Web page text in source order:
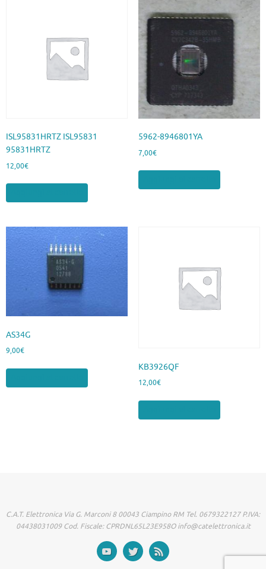
ISL95831HRTZ ISL95831
95831HRTZ
12,00€
5962-8946801YA
7,00€
AS34G
9,00€
KB3926QF
12,00€
C.A.T. Elettronica Via G. Marconi 8 00043 Ciampino RM Tel. 0679322127 P.IVA:
04438031009 Cod. Fiscale: CPRDNL65L23E958O info@catelettronica.it